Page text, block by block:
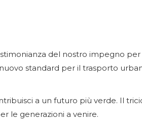
del nostro impegno
standard per il trasporto
a un futuro più verde. Il
le generazioni a venire.